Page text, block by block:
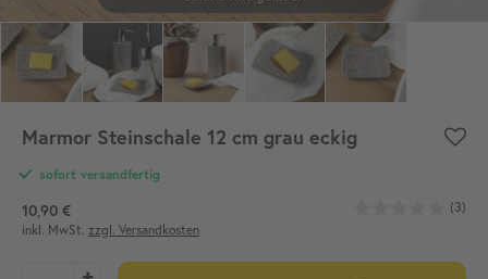
Marmor Steinschale 12 cm grau eckig
sofort versandfertig
10,90 €
(3)
inkl. MwSt. zzgl. Versandkosten